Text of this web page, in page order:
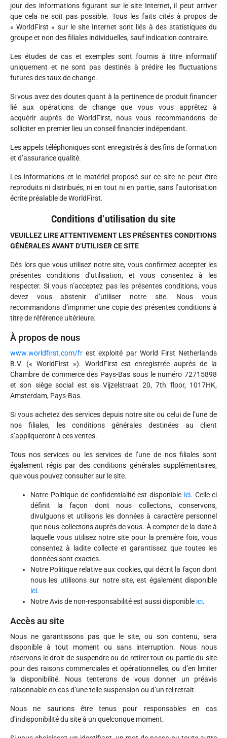
jour des informations figurant sur le site Internet, il peut arriver
que cela ne soit pas possible. Tous les faits cités à propos de
« WorldFirst » sur le site Internet sont liés à des statistiques du
groupe et non des filiales individuelles, sauf indication contraire.
Les études de cas et exemples sont fournis à titre informatif
uniquement et ne sont pas destinés à prédire les fluctuations
futures des taux de change.
Si vous avez des doutes quant à la pertinence de produit financier
lié aux opérations de change que vous vous apprêtez à
acquérir auprès de WorldFirst, nous vous recommandons de
solliciter en premier lieu un conseil financier indépendant.
Les appels téléphoniques sont enregistrés à des fins de formation
et d’assurance qualité.
Les informations et le matériel proposé sur ce site ne peut être
reproduits ni distribués, ni en tout ni en partie, sans l’autorisation
écrite préalable de WorldFirst.
Conditions d’utilisation du site
VEUILLEZ LIRE ATTENTIVEMENT LES PRÉSENTES CONDITIONS
GÉNÉRALES AVANT D’UTILISER CE SITE
Dès lors que vous utilisez notre site, vous confirmez accepter les
présentes conditions d’utilisation, et vous consentez à les
respecter. Si vous n’acceptez pas les présentes conditions, vous
devez vous abstenir d’utiliser notre site. Nous vous
recommandons d’imprimer une copie des présentes conditions à
titre de référence ultérieure.
À propos de nous
www.worldfirst.com/fr est exploité par World First Netherlands
B.V. (« WorldFirst »). WorldFirst est enregistrée auprès de la
Chambre de commerce des Pays-Bas sous le numéro 72715898
et son siège social est sis Vijzelstraat 20, 7th floor, 1017HK,
Amsterdam, Pays-Bas.
Si vous achetez des services depuis notre site ou celui de l’une de
nos filiales, les conditions générales destinées au client
s’appliqueront à ces ventes.
Tous nos services ou les services de l’une de nos filiales sont
également régis par des conditions générales supplémentaires,
que vous pouvez consulter sur le site.
Notre Politique de confidentialité est disponible ici. Celle-ci
définit la façon dont nous collectons, conservons,
divulguons et utilisons les données à caractère personnel
que nous collectons auprès de vous. À compter de la date à
laquelle vous utilisez notre site pour la première fois, vous
consentez à ladite collecte et garantissez que toutes les
données sont exactes.
Notre Politique relative aux cookies, qui décrit la façon dont
nous les utilisons sur notre site, est également disponible
ici.
Notre Avis de non-responsabilité est aussi disponible ici.
Accès au site
Nous ne garantissons pas que le site, ou son contenu, sera
disponible à tout moment ou sans interruption. Nous nous
réservons le droit de suspendre ou de retirer tout ou partie du site
pour des raisons commerciales et opérationnelles, ou d’en limiter
la disponibilité. Nous tenterons de vous donner un préavis
raisonnable en cas d’une telle suspension ou d’un tel retrait.
Nous ne saurions être tenus pour responsables en cas
d’indisponibilité du site à un quelconque moment.